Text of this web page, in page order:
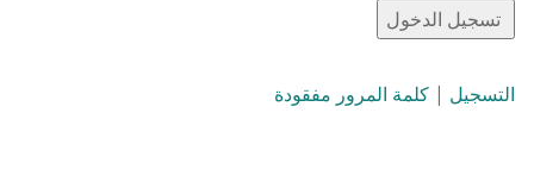
التسجيل | كلمة المرور مفقودة